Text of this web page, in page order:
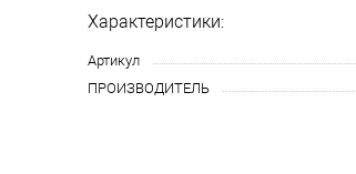
Характеристики:
Артикул
ПРОИЗВОДИТЕЛЬ